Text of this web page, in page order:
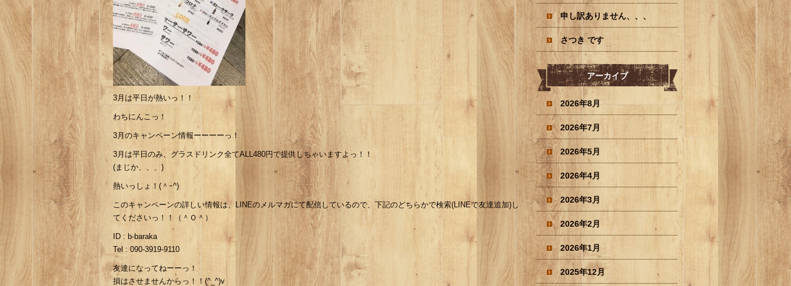
3月は平日が熱いっ！！
わちにんこっ！
3月のキャンペーン情報ーーーーっ！
3月は平日のみ、グラスドリンク全てALL480円で提供しちゃいますよっ！！
(まじか、、、)
熱いっしょ！(＾ｰ^)
このキャンペーンの詳しい情報は、LINEのメルマガにて配信しているので、下記のどちらかで検索(LINEで友達追加)し
てくださいっ！！（＾Ｏ＾）
ID : b-baraka
Tel : 090-3919-9110
友達になってねーーっ！
損はさせませんからっ！！(^_^)v
申し訳ありません、、、
さつき です
アーカイブ
2026年8月
2026年7月
2026年5月
2026年4月
2026年3月
2026年2月
2026年1月
2025年12月